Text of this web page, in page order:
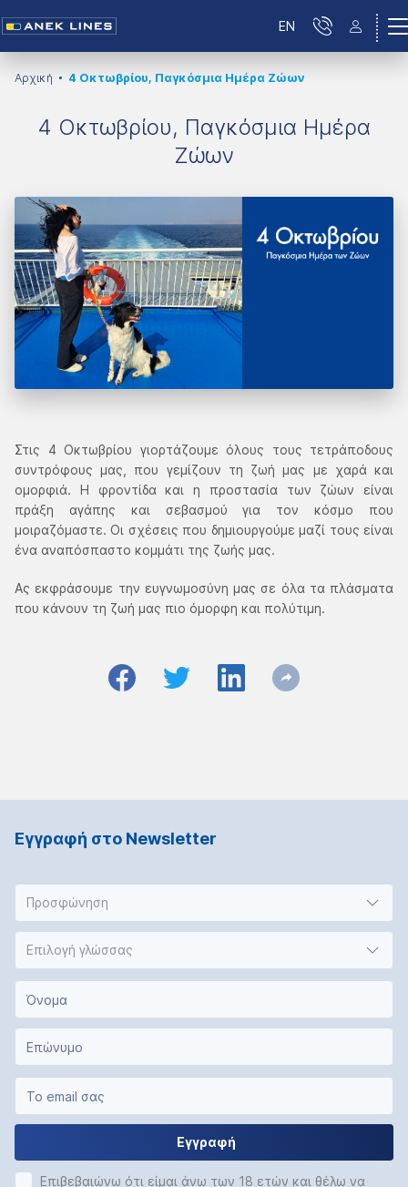
EN
Αρχική 4 Οκτωβρίου, Παγκόσμια Ημέρα Ζώων
4 Οκτωβρίου, Παγκόσμια Ημέρα
Ζώων
Στις 4 Οκτωβρίου γιορτάζουμε όλους τους τετράποδους
συντρόφους μας, που γεμίζουν τη ζωή μας με χαρά και
ομορφιά. Η φροντίδα και η προστασία των ζώων είναι
πράξη αγάπης και σεβασμού για τον κόσμο που
μοιραζόμαστε. Οι σχέσεις που δημιουργούμε μαζί τους είναι
ένα αναπόσπαστο κομμάτι της ζωής μας.
Ας εκφράσουμε την ευγνωμοσύνη μας σε όλα τα πλάσματα
που κάνουν τη ζωή μας πιο όμορφη και πολύτιμη.
Εγγραφή στο Νewsletter
Προσφώνηση
Επιλογή γλώσσας
Εγγραφή
Επιβεβαιώνω ότι είμαι άνω των 18 ετών και θέλω να